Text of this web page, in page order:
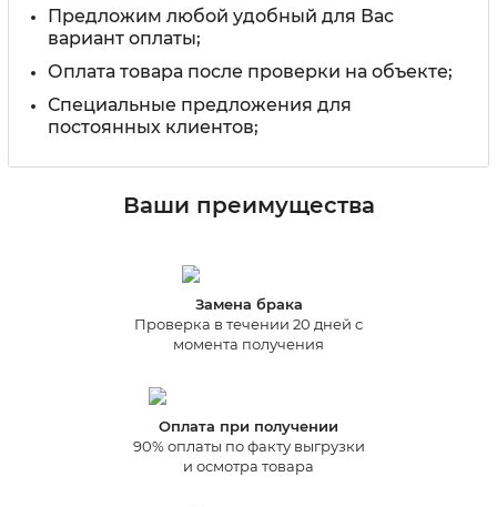
Предложим любой удобный для Вас
вариант оплаты;
Оплата товара после проверки на объекте;
Специальные предложения для
постоянных клиентов;
Ваши преимущества
Замена брака
Проверка в течении 20 дней с
момента получения
Оплата при получении
90% оплаты по факту выгрузки
и осмотра товара